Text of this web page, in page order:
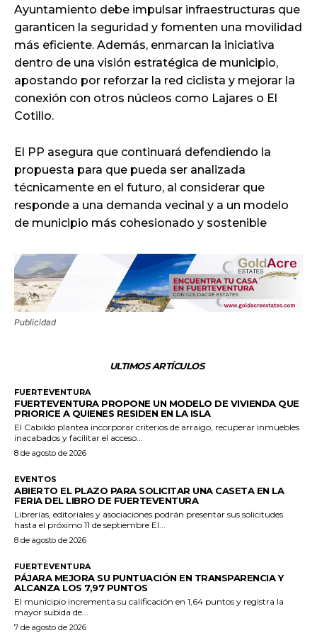
Ayuntamiento debe impulsar infraestructuras que
garanticen la seguridad y fomenten una movilidad
más eficiente. Además, enmarcan la iniciativa
dentro de una visión estratégica de municipio,
apostando por reforzar la red ciclista y mejorar la
conexión con otros núcleos como Lajares o El
Cotillo.
El PP asegura que continuará defendiendo la
propuesta para que pueda ser analizada
técnicamente en el futuro, al considerar que
responde a una demanda vecinal y a un modelo
de municipio más cohesionado y sostenible
Publicidad
ULTIMOS ARTÍCULOS
FUERTEVENTURA
FUERTEVENTURA PROPONE UN MODELO DE VIVIENDA QUE
PRIORICE A QUIENES RESIDEN EN LA ISLA
El Cabildo plantea incorporar criterios de arraigo, recuperar inmuebles
inacabados y facilitar el acceso...
8 de agosto de 2026
EVENTOS
ABIERTO EL PLAZO PARA SOLICITAR UNA CASETA EN LA
FERIA DEL LIBRO DE FUERTEVENTURA
Librerías, editoriales y asociaciones podrán presentar sus solicitudes
hasta el próximo 11 de septiembre El...
8 de agosto de 2026
FUERTEVENTURA
PÁJARA MEJORA SU PUNTUACIÓN EN TRANSPARENCIA Y
ALCANZA LOS 7,97 PUNTOS
El municipio incrementa su calificación en 1,64 puntos y registra la
mayor subida de...
7 de agosto de 2026